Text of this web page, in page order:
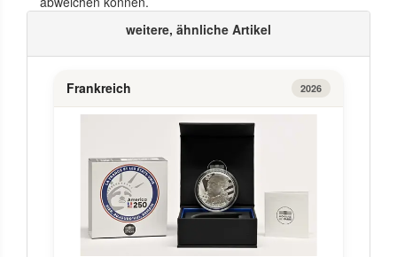
weitere, ähnliche Artikel
Frankreich 2026